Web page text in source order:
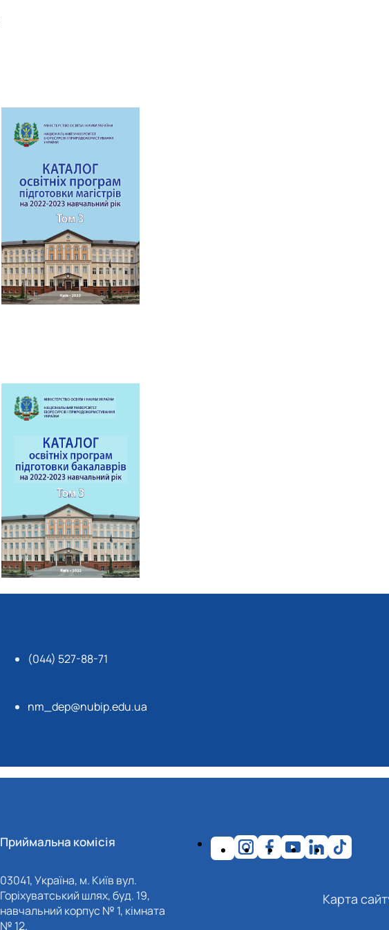
(044) 527-88-71
nm_dep@nubip.edu.ua
Приймальна комісія
03041, Україна, м. Київ вул.
Горіхуватський шлях, буд. 19,
навчальний корпус № 1, кімната
№ 12.
Карта